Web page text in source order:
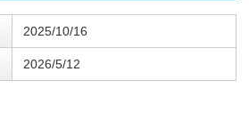
2025/10/16
2026/5/12